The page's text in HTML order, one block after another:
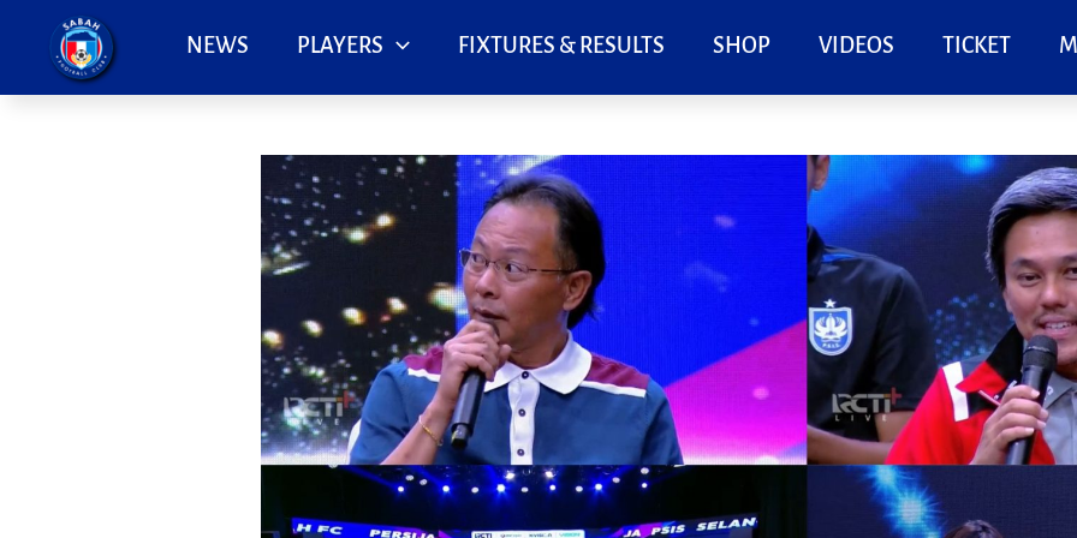
content
NEWS PLAYERS FIXTURES & RESULTS SHOP VIDEOS TICKET